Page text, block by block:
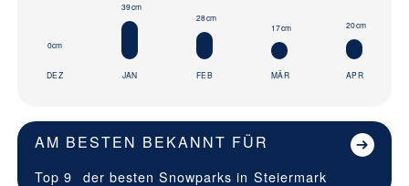
0cm
DEZ
39cm
JAN
28cm
FEB
17cm
MÄR
20cm
APR
AM BESTEN BEKANNT FÜR
Top 9 der besten Snowparks in Steiermark